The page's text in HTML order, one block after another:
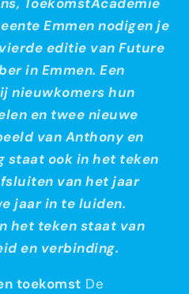
Emmen nodigen je
editie van Future
in Emmen. Een
nieuwkomers hun
en twee nieuwe
van Anthony en
staat ook in het teken
van het jaar
jaar in te luiden.
het teken staat van
en verbinding.
toekomst De